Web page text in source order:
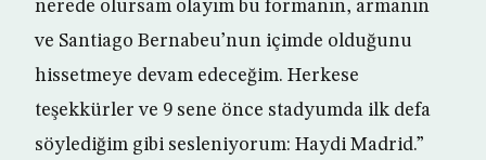
nerede olursam olayım bu formanın, armanın
ve Santiago Bernabeu’nun içimde olduğunu
hissetmeye devam edeceğim. Herkese
teşekkürler ve 9 sene önce stadyumda ilk defa
söylediğim gibi sesleniyorum: Haydi Madrid.”